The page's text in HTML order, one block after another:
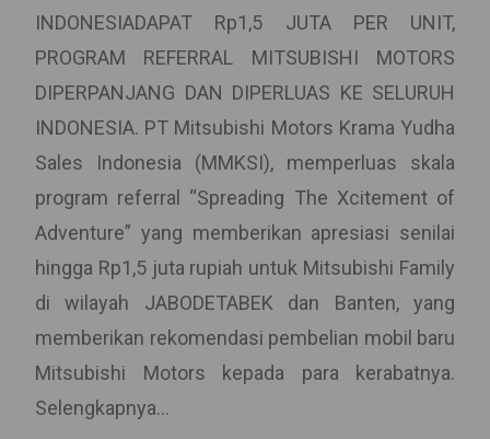
INDONESIADAPAT Rp1,5 JUTA PER UNIT,
PROGRAM REFERRAL MITSUBISHI MOTORS
DIPERPANJANG DAN DIPERLUAS KE SELURUH
INDONESIA. PT Mitsubishi Motors Krama Yudha
Sales Indonesia (MMKSI), memperluas skala
program referral “Spreading The Xcitement of
Adventure” yang memberikan apresiasi senilai
hingga Rp1,5 juta rupiah untuk Mitsubishi Family
di wilayah JABODETABEK dan Banten, yang
memberikan rekomendasi pembelian mobil baru
Mitsubishi Motors kepada para kerabatnya.
Selengkapnya...